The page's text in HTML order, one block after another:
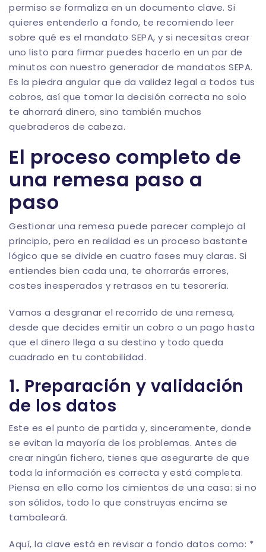
permiso se formaliza en un documento clave. Si
quieres entenderlo a fondo, te recomiendo leer
sobre qué es el mandato SEPA, y si necesitas crear
uno listo para firmar puedes hacerlo en un par de
minutos con nuestro generador de mandatos SEPA.
Es la piedra angular que da validez legal a todos tus
cobros, así que tomar la decisión correcta no solo
te ahorrará dinero, sino también muchos
quebraderos de cabeza.
El proceso completo de
una remesa paso a
paso
Gestionar una remesa puede parecer complejo al
principio, pero en realidad es un proceso bastante
lógico que se divide en cuatro fases muy claras. Si
entiendes bien cada una, te ahorrarás errores,
costes inesperados y retrasos en tu tesorería.
Vamos a desgranar el recorrido de una remesa,
desde que decides emitir un cobro o un pago hasta
que el dinero llega a su destino y todo queda
cuadrado en tu contabilidad.
1. Preparación y validación
de los datos
Este es el punto de partida y, sinceramente, donde
se evitan la mayoría de los problemas. Antes de
crear ningún fichero, tienes que asegurarte de que
toda la información es correcta y está completa.
Piensa en ello como los cimientos de una casa: si no
son sólidos, todo lo que construyas encima se
tambaleará.
Aquí, la clave está en revisar a fondo datos como: *